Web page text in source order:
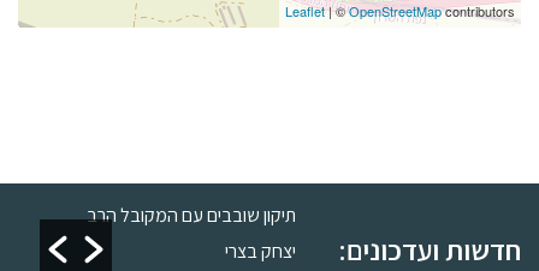
Leaflet| ©OpenStreetMapcontributors
חדשות ועדכונים:
תיקון שובבים עם המקובל הרב
יצחק בצרי